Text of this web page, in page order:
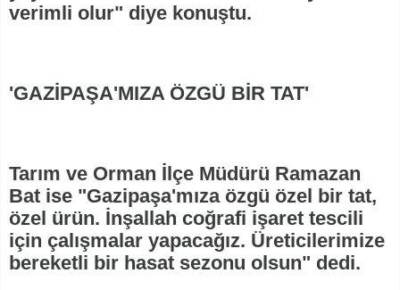
verimli olur" diye konuştu.
'GAZİPAŞA'MIZA ÖZGÜ BİR TAT'
Tarım ve Orman İlçe Müdürü Ramazan
Bat ise "Gazipaşa'mıza özgü özel bir tat,
özel ürün. İnşallah coğrafi işaret tescili
için çalışmalar yapacağız. Üreticilerimize
bereketli bir hasat sezonu olsun" dedi.